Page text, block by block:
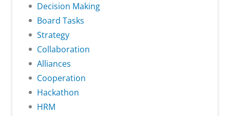
Decision Making
Board Tasks
Strategy
Collaboration
Alliances
Cooperation
Hackathon
HRM